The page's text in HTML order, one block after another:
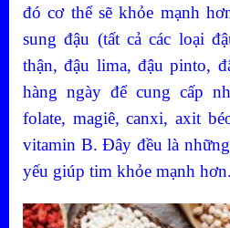
đó cơ thể sẽ khỏe mạnh
sung đậu (tất cả các loại
thận, đậu lima, đậu pinto,
hàng ngày để cung cấp
folate, magiê, canxi, axit
vitamin B. Đây đều là
yếu giúp tim khỏe mạnh hơn.